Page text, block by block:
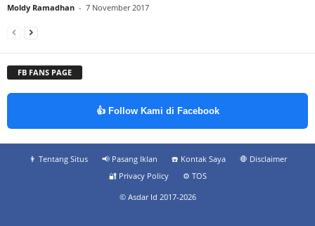
Moldy Ramadhan - 7 November 2017
FB FANS PAGE
👍 Follow Kami di Facebook
👨‍ Tentang Situs 📢 Pasang Iklan ☎️ Kontak Saya
🛑 Disclaimer
🔐 Privacy Policy
⚙️ TOS
© Asdar Id 2017-2026